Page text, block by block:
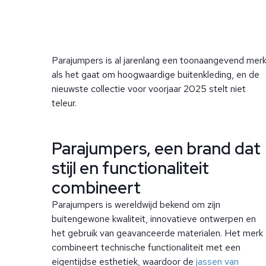
Parajumpers is al jarenlang een toonaangevend merk
als het gaat om hoogwaardige buitenkleding, en de
nieuwste collectie voor voorjaar 2025 stelt niet
teleur.
Parajumpers, een brand dat
stijl en functionaliteit
combineert
Parajumpers is wereldwijd bekend om zijn
buitengewone kwaliteit, innovatieve ontwerpen en
het gebruik van geavanceerde materialen. Het merk
combineert technische functionaliteit met een
eigentijdse esthetiek, waardoor de jassen van